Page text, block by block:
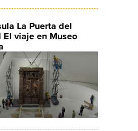
La Puerta del
El viaje en Museo